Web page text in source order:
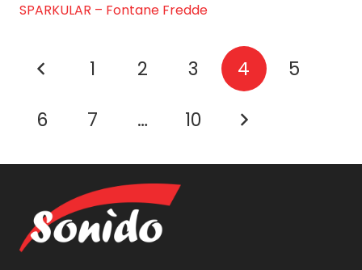
SPARKULAR – Fontane Fredde
1 2 3 4
5
6
7 … 10